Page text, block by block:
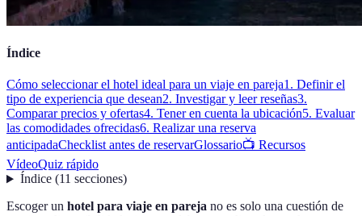
Índice
Cómo seleccionar el hotel ideal para un viaje en pareja1. Definir el
tipo de experiencia que desean2. Investigar y leer reseñas3.
Comparar precios y ofertas4. Tener en cuenta la ubicación5. Evaluar
las comodidades ofrecidas6. Realizar una reserva
anticipadaChecklist antes de reservarGlossario📺 Recursos
VídeoQuiz rápido
Índice(11 secciones)
Escoger un hotel para viaje en pareja no es solo una cuestión de